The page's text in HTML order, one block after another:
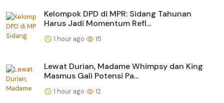
Kelompok DPD di MPR: Sidang Tahunan
Harus Jadi Momentum Refl...
1 hour ago 15
Lewat Durian, Madame Whimpsy dan King
Masmus Gali Potensi Pa...
1 hour ago 12